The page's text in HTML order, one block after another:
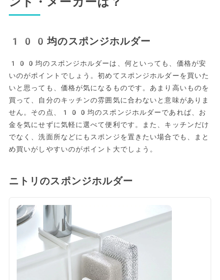
100均のスポンジホルダー
100均のスポンジホルダーは、何といっても、価格が安
いのがポイントでしょう。初めてスポンジホルダーを買いた
いと思っても、価格が気になるものです。あまり高いものを
買って、自分のキッチンの雰囲気に合わないと意味がありま
せん。その点、100均のスポンジホルダーであれば、お
金を気にせずに気軽に選べて便利です。また、キッチンだけ
でなく、洗面所などにもスポンジを置きたい場合でも、まと
め買いがしやすいのがポイント大でしょう。
ニトリのスポンジホルダー